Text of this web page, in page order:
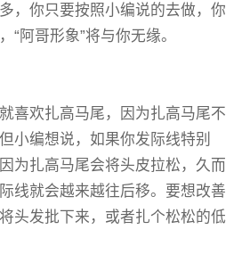
，你只要按照小编说的去做，你
“阿哥形象”将与你无缘。
喜欢扎高马尾，因为扎高马尾不
小编想说，如果你发际线特别
为扎高马尾会将头皮拉松，久而
线就会越来越往后移。要想改善
头发批下来，或者扎个松松的低